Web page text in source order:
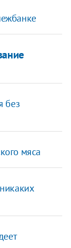
без
мяса